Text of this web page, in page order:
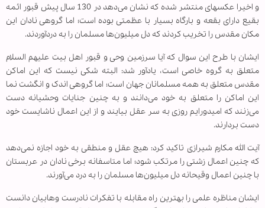
و اخیرا عکس‏های منتشر شده که نشان می‌دهد در 130 سال پیش قبور ائمه
بقیع دارای بقعه و بارگاه بسیار با عظمتی بوده است؛ اما گروهی نادان این
مکان مقدس را تخریب کردند که دل میلیون‌ها مسلمان را به دردآوردند.
ایشان با طرح این سوال که آیا سرزمین وحی و قبور اهل بیت علیهم السلام
متعلق به گروه خاصی است، یادآور شد: البته شکی نیست که این اماکن
مقدس متعلق به همه مسلمانان جهان است؛ اما گروهی اندک و انگشت ‌نما
این اماکن را متعلق به خود می‌دانند و به چنین جنایات وحشیانه دست
می‌زنند که امیدورایم روزی به سر عقل بیایند و از این اعمال ناشایست خود
دست بردارند.
آیت الله مکارم شیرازی تاکید کرد: هیچ عقل و منطقی به خود اجازه نمی‌دهد
که چنین اعمال زشتی را مرتکب شود؛ اما متاسفانه برخی نادان در عربستان
با چنین اعمال وقیحانه دل میلیون‌ها مسلمان را به درد می‌آورند.
ایشان مناظره علمی را بهترین راه مقابله با تفکرات نادرست وهابیان دانست